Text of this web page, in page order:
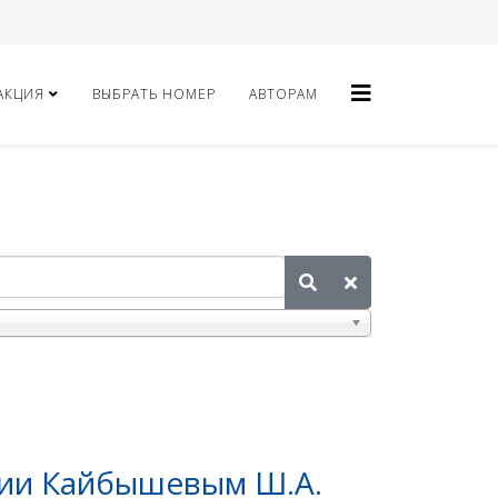
ВЫБРАТЬ НОМЕР АВТОРАМ
Кайбышевым Ш.А.